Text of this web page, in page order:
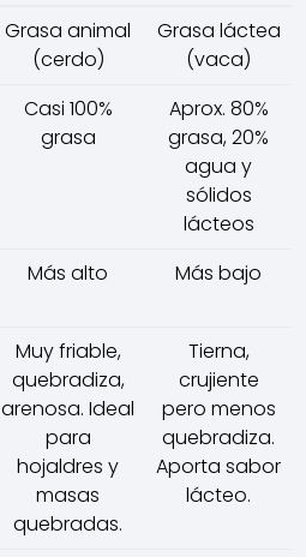
Grasa animal
(cerdo)
Grasa láctea
(vaca)
Casi 100%
grasa
Aprox. 80%
grasa, 20%
agua y
sólidos
lácteos
Más alto Más bajo
Muy friable,
quebradiza,
arenosa. Ideal
para
hojaldres y
masas
quebradas.
Tierna,
crujiente
pero menos
quebradiza.
Aporta sabor
lácteo.